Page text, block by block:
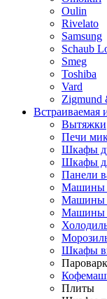
Oulin
Rivelato
Samsung
Schaub
Smeg
Toshiba
Vard
Zigmund
Встраиваемая
Вытяжки
Печи
Шкафы
Шкафы
Панели
Машины
Машины
Машины
Шкафы
Плиты